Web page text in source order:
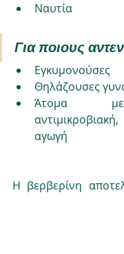
Ναυτία
Για ποιους
Εγκυμονούσες
Θηλάζουσες
Άτομα με
αγωγή
H βερβερίνη